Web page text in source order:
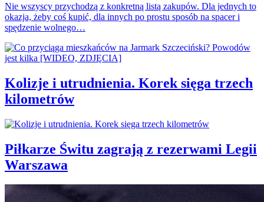
Nie wszyscy przychodzą z konkretną listą zakupów. Dla jednych to
okazja, żeby coś kupić, dla innych po prostu sposób na spacer i
spędzenie wolnego…
Kolizje i utrudnienia. Korek sięga trzech
kilometrów
Piłkarze Świtu zagrają z rezerwami Legii
Warszawa